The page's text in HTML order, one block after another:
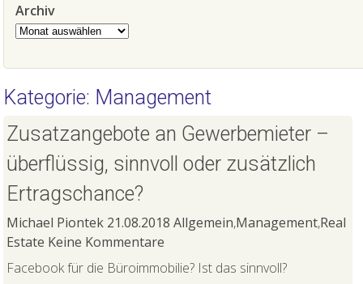
Archiv
Archiv
Kategorie: Management
Zusatzangebote an Gewerbemieter –
überflüssig, sinnvoll oder zusätzlich
Ertragschance?
Michael Piontek 21.08.2018 Allgemein,Management,Real
Estate Keine Kommentare
Facebook für die Büroimmobilie? Ist das sinnvoll?